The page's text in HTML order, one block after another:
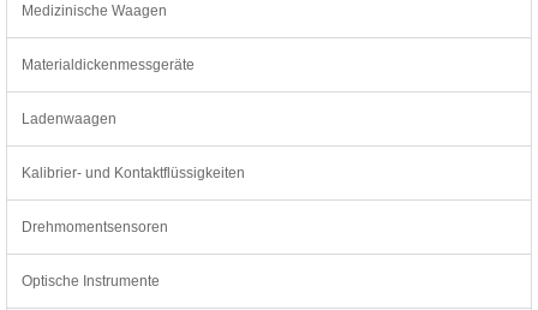
Medizinische Waagen
Materialdickenmessgeräte
Ladenwaagen
Kalibrier- und Kontaktflüssigkeiten
Drehmomentsensoren
Optische Instrumente